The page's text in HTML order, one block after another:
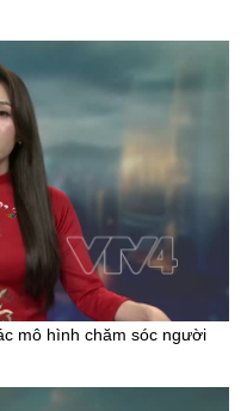
mô hình chăm sóc người